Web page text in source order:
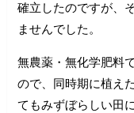
確立したのですが、
ませんでした。
無農薬・無化学肥料
ので、同時期に植え
てもみずぼらしい田